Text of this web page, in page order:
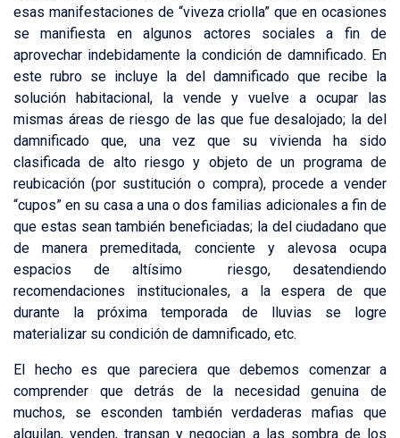
esas manifestaciones de “viveza criolla” que en ocasiones
se manifiesta en algunos actores sociales a fin de
aprovechar indebidamente la condición de damnificado. En
este rubro se incluye la del damnificado que recibe la
solución habitacional, la vende y vuelve a ocupar las
mismas áreas de riesgo de las que fue desalojado; la del
damnificado que, una vez que su vivienda ha sido
clasificada de alto riesgo y objeto de un programa de
reubicación (por sustitución o compra), procede a vender
“cupos” en su casa a una o dos familias adicionales a fin de
que estas sean también beneficiadas; la del ciudadano que
de manera premeditada, conciente y alevosa ocupa
espacios de altísimo riesgo, desatendiendo
recomendaciones institucionales, a la espera de que
durante la próxima temporada de lluvias se logre
materializar su condición de damnificado, etc.
El hecho es que pareciera que debemos comenzar a
comprender que detrás de la necesidad genuina de
muchos, se esconden también verdaderas mafias que
alquilan, venden, transan y negocian a las sombra de los